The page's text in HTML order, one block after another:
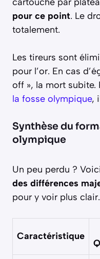
pour ce point. Le
totalement.
Les tireurs sont
pour l’or. En cas
off », la mort subite.
la fosse olympique,
Synthèse du
olympique
Un peu perdu ?
des différences
pour y voir plus clair.
Caractéristique